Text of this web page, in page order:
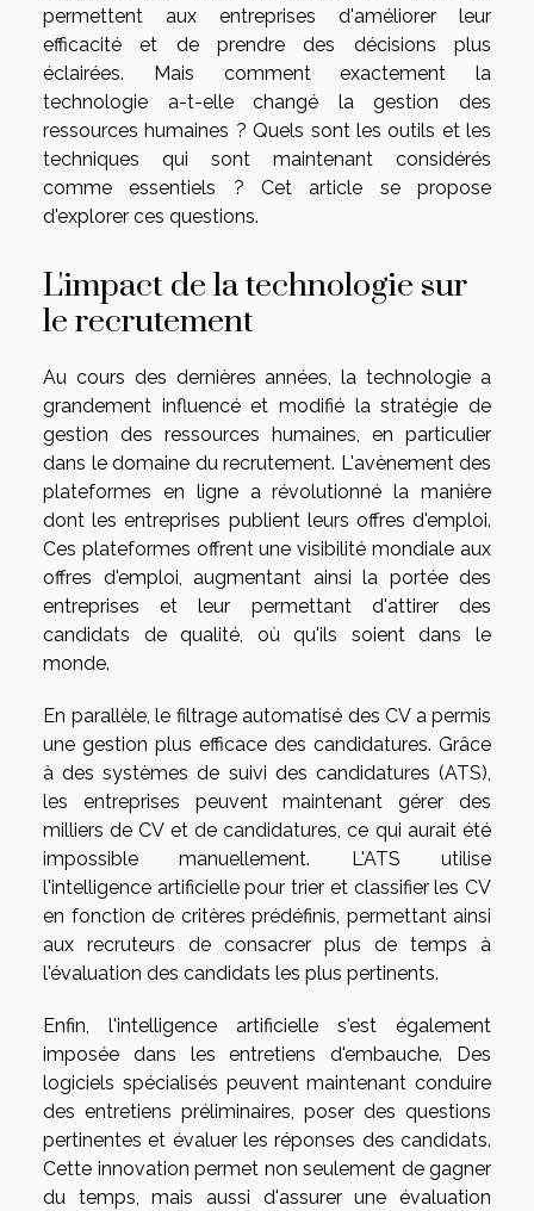
permettent aux entreprises d'améliorer leur
efficacité et de prendre des décisions plus
éclairées. Mais comment exactement la
technologie a-t-elle changé la gestion des
ressources humaines ? Quels sont les outils et les
techniques qui sont maintenant considérés
comme essentiels ? Cet article se propose
d'explorer ces questions.
L'impact de la technologie sur
le recrutement
Au cours des dernières années, la technologie a
grandement influencé et modifié la stratégie de
gestion des ressources humaines, en particulier
dans le domaine du recrutement. L'avènement des
plateformes en ligne a révolutionné la manière
dont les entreprises publient leurs offres d'emploi.
Ces plateformes offrent une visibilité mondiale aux
offres d'emploi, augmentant ainsi la portée des
entreprises et leur permettant d'attirer des
candidats de qualité, où qu'ils soient dans le
monde.
En parallèle, le filtrage automatisé des CV a permis
une gestion plus efficace des candidatures. Grâce
à des systèmes de suivi des candidatures (ATS),
les entreprises peuvent maintenant gérer des
milliers de CV et de candidatures, ce qui aurait été
impossible manuellement. L'ATS utilise
l'intelligence artificielle pour trier et classifier les CV
en fonction de critères prédéfinis, permettant ainsi
aux recruteurs de consacrer plus de temps à
l'évaluation des candidats les plus pertinents.
Enfin, l'intelligence artificielle s'est également
imposée dans les entretiens d'embauche. Des
logiciels spécialisés peuvent maintenant conduire
des entretiens préliminaires, poser des questions
pertinentes et évaluer les réponses des candidats.
Cette innovation permet non seulement de gagner
du temps, mais aussi d'assurer une évaluation